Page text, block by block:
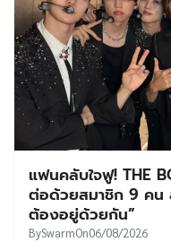
แฟนคลับใจฟู! THE
ต่อด้วยสมาชิก 9 คน
ต้องอยู่ด้วยกัน”
BySwarmOn06/08/2026